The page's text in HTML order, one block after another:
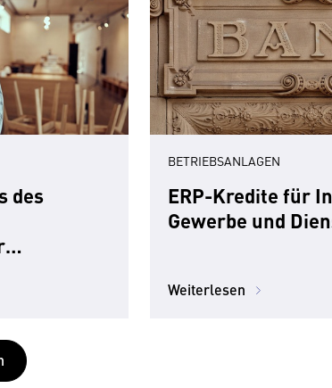
des
BETRIEBSANLAGEN
ERP-Kredite für
Gewerbe und
Weiterlesen